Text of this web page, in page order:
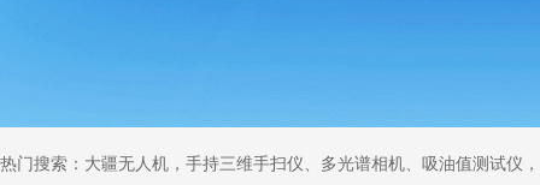
热门搜索：大疆无人机，手持三维手扫仪、多光谱相机、吸油值测试仪